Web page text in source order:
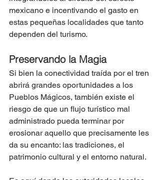
mexicano e incentivando el gasto en
estas pequeñas localidades que tanto
dependen del turismo.
Preservando la Magia
Si bien la conectividad traída por el tren
abrirá grandes oportunidades a los
Pueblos Mágicos, también existe el
riesgo de que un flujo turístico mal
administrado pueda terminar por
erosionar aquello que precisamente les
da su encanto: las tradiciones, el
patrimonio cultural y el entorno natural.